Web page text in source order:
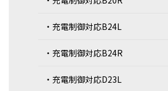
・充電制御対応B24L
・充電制御対応B24R
・充電制御対応D23L